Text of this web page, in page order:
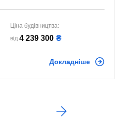
Ціна будівництва:
від 4 239 300 ₴
Докладніше